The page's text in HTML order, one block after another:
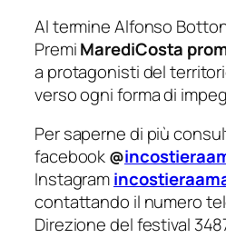
Al termine Alfonso
PremiMarediCosta
a protagonisti del
verso ogni forma di
Per saperne di più
facebook@
Instagram
contattando il numero
Direzione del festival